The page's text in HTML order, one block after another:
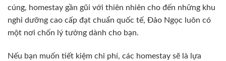
cúng, homestay gần gũi với thiên nhiên cho đến những khu
nghỉ dưỡng cao cấp đạt chuẩn quốc tế, Đảo Ngọc luôn có
một nơi chốn lý tưởng dành cho bạn.
Nếu bạn muốn tiết kiệm chi phí, các homestay sẽ là lựa